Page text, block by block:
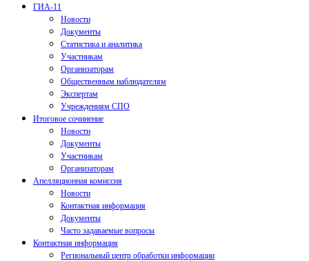
ГИА-11
Новости
Документы
Статистика и аналитика
Участникам
Организаторам
Общественным наблюдателям
Экспертам
Учреждениям СПО
Итоговое сочинение
Новости
Документы
Участникам
Организаторам
Апелляционная комиссия
Новости
Контактная информация
Документы
Часто задаваемые вопросы
Контактная информация
Региональный центр обработки информации